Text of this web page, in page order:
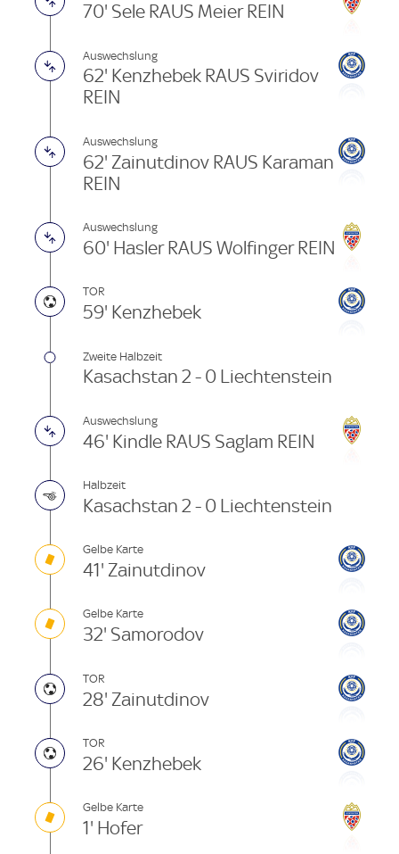
70' Sele RAUS Meier REIN
Auswechslung
62' Kenzhebek RAUS Sviridov
REIN
Auswechslung
62' Zainutdinov RAUS Karaman
REIN
Auswechslung
60' Hasler RAUS Wolfinger REIN
TOR
59' Kenzhebek
Zweite Halbzeit
Kasachstan 2 - 0 Liechtenstein
Auswechslung
46' Kindle RAUS Saglam REIN
Halbzeit
Kasachstan 2 - 0 Liechtenstein
Gelbe Karte
41' Zainutdinov
Gelbe Karte
32' Samorodov
TOR
28' Zainutdinov
TOR
26' Kenzhebek
Gelbe Karte
1' Hofer